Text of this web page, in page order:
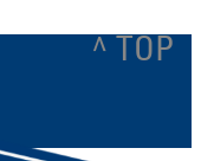
^ TOP